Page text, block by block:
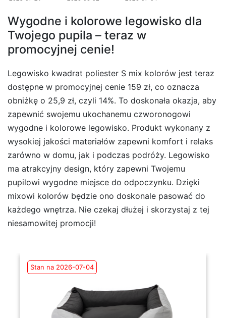
Wygodne i kolorowe legowisko dla
Twojego pupila – teraz w
promocyjnej cenie!
Legowisko kwadrat poliester S mix kolorów jest teraz
dostępne w promocyjnej cenie 159 zł, co oznacza
obniżkę o 25,9 zł, czyli 14%. To doskonała okazja, aby
zapewnić swojemu ukochanemu czworonogowi
wygodne i kolorowe legowisko. Produkt wykonany z
wysokiej jakości materiałów zapewni komfort i relaks
zarówno w domu, jak i podczas podróży. Legowisko
ma atrakcyjny design, który zapewni Twojemu
pupilowi wygodne miejsce do odpoczynku. Dzięki
mixowi kolorów będzie ono doskonale pasować do
każdego wnętrza. Nie czekaj dłużej i skorzystaj z tej
niesamowitej promocji!
Stan na 2026-07-04